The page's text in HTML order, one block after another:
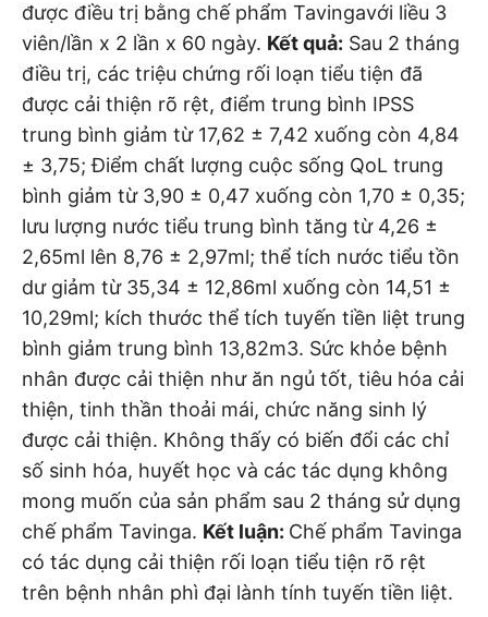
được điều trị bằng chế phẩm Tavingavới liều 3
viên/lần x 2 lần x 60 ngày. Kết quả: Sau 2 tháng
điều trị, các triệu chứng rối loạn tiểu tiện đã
được cải thiện rõ rệt, điểm trung bình IPSS
trung bình giảm từ 17,62 ± 7,42 xuống còn 4,84
± 3,75; Điểm chất lượng cuộc sống QoL trung
bình giảm từ 3,90 ± 0,47 xuống còn 1,70 ± 0,35;
lưu lượng nước tiểu trung bình tăng từ 4,26 ±
2,65ml lên 8,76 ± 2,97ml; thể tích nước tiểu tồn
dư giảm từ 35,34 ± 12,86ml xuống còn 14,51 ±
10,29ml; kích thước thể tích tuyến tiền liệt trung
bình giảm trung bình 13,82m3. Sức khỏe bệnh
nhân được cải thiện như ăn ngủ tốt, tiêu hóa cải
thiện, tinh thần thoải mái, chức năng sinh lý
được cải thiện. Không thấy có biến đổi các chỉ
số sinh hóa, huyết học và các tác dụng không
mong muốn của sản phẩm sau 2 tháng sử dụng
chế phẩm Tavinga. Kết luận: Chế phẩm Tavinga
có tác dụng cải thiện rối loạn tiểu tiện rõ rệt
trên bệnh nhân phì đại lành tính tuyến tiền liệt.